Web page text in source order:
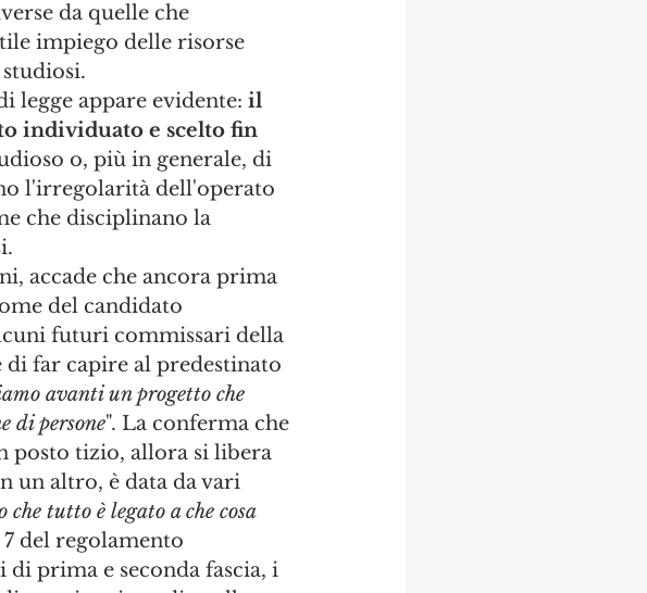
da quelle che
impiego delle risorse
legge appare evidente: il
individuato e scelto fin
o, più in generale, di
l'irregolarità dell'operato
che disciplinano la
accade che ancora prima
del candidato
futuri commissari della
far capire al predestinato
avanti un progetto che
di persone". La conferma che
posto tizio, allora si libera
un altro, è data da vari
che tutto è legato a che cosa
del regolamento
prima e seconda fascia, i